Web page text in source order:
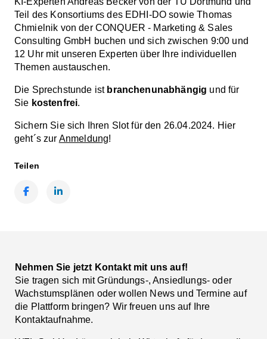
Teil des Konsortiums des EDHI-DO sowie Thomas
Chmielnik von der CONQUER - Marketing & Sales
Consulting GmbH buchen und sich zwischen 9:00 und
12 Uhr mit unseren Experten über Ihre individuellen
Themen austauschen.
Die Sprechstunde ist branchenunabhängig und für
Sie kostenfrei.
Sichern Sie sich Ihren Slot für den 26.04.2024. Hier
geht´s zur Anmeldung!
Teilen
Nehmen Sie jetzt Kontakt mit uns auf!
Sie tragen sich mit Gründungs-, Ansiedlungs- oder
Wachstumsplänen oder wollen News und Termine auf
die Plattform bringen? Wir freuen uns auf Ihre
Kontaktaufnahme.